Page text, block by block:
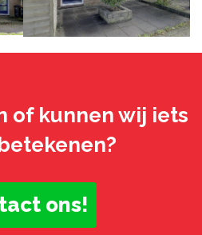
of kunnen wij iets
ons!